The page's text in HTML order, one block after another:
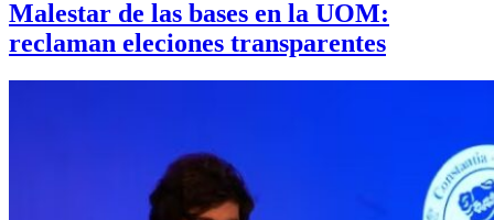
Malestar de las bases en la UOM:
reclaman eleciones transparentes